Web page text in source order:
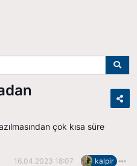
çok kısa süre
16.04.2023 18:07 kalpir